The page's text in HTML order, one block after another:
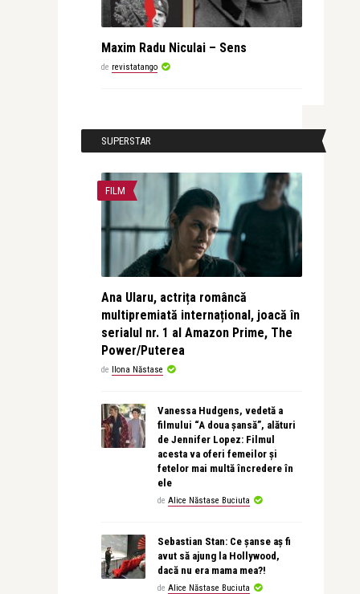
Maxim Radu Niculai – Sens
de revistatango
SUPERSTAR
FILM
Ana Ularu, actrița româncă
multipremiată internațional, joacă în
serialul nr. 1 al Amazon Prime, The
Power/Puterea
de Ilona Năstase
Vanessa Hudgens, vedetă a
filmului “A doua șansă”, alături
de Jennifer Lopez: Filmul
acesta va oferi femeilor și
fetelor mai multă încredere în
ele
de Alice Năstase Buciuta
Sebastian Stan: Ce șanse aș fi
avut să ajung la Hollywood,
dacă nu era mama mea?!
de Alice Năstase Buciuta